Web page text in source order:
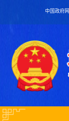
中国政府网